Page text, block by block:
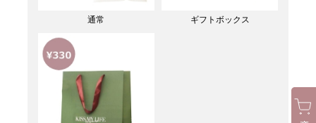
通常 ギフトボックス